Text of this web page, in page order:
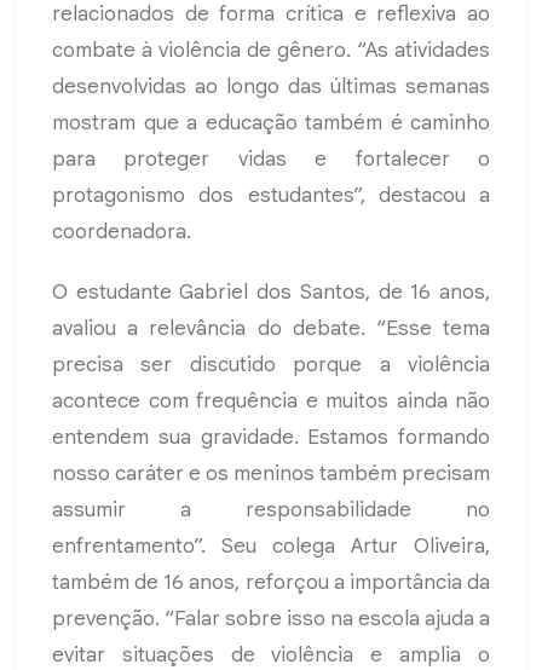
relacionados de forma crítica e reflexiva ao
combate à violência de gênero. “As atividades
desenvolvidas ao longo das últimas semanas
mostram que a educação também é caminho
para proteger vidas e fortalecer o
protagonismo dos estudantes”, destacou a
coordenadora.
O estudante Gabriel dos Santos, de 16 anos,
avaliou a relevância do debate. “Esse tema
precisa ser discutido porque a violência
acontece com frequência e muitos ainda não
entendem sua gravidade. Estamos formando
nosso caráter e os meninos também precisam
assumir a responsabilidade no
enfrentamento”. Seu colega Artur Oliveira,
também de 16 anos, reforçou a importância da
prevenção. “Falar sobre isso na escola ajuda a
evitar situações de violência e amplia o